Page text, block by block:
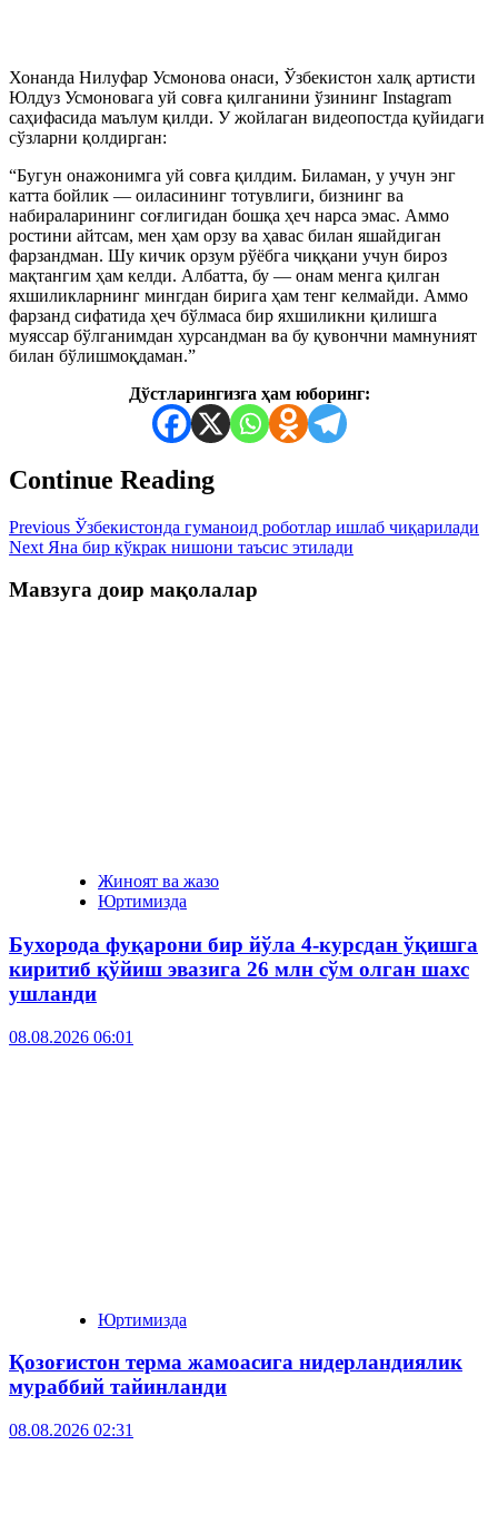
Хонанда Нилуфар Усмонова онаси, Ўзбекистон халқ артисти
Юлдуз Усмоновага уй совға қилганини ўзининг Instagram
саҳифасида маълум қилди. У жойлаган видеопостда қуйидаги
сўзларни қолдирган:
“Бугун онажонимга уй совға қилдим. Биламан, у учун энг
катта бойлик — оиласининг тотувлиги, бизнинг ва
набираларининг соғлигидан бошқа ҳеч нарса эмас. Аммо
ростини айтсам, мен ҳам орзу ва ҳавас билан яшайдиган
фарзандман. Шу кичик орзум рўёбга чиққани учун бироз
мақтангим ҳам келди. Албатта, бу — онам менга қилган
яхшиликларнинг мингдан бирига ҳам тенг келмайди. Аммо
фарзанд сифатида ҳеч бўлмаса бир яхшиликни қилишга
муяссар бўлганимдан хурсандман ва бу қувончни мамнуният
билан бўлишмоқдаман.”
Дўстларингизга ҳам юборинг:
Continue Reading
Previous Ўзбекистонда гуманоид роботлар ишлаб чиқарилади
Next Яна бир кўкрак нишони таъсис этилади
Мавзуга доир мақолалар
Жиноят ва жазо
Юртимизда
Бухорода фуқарони бир йўла 4-курсдан ўқишга
киритиб қўйиш эвазига 26 млн сўм олган шахс
ушланди
08.08.2026 06:01
Юртимизда
Қозоғистон терма жамоасига нидерландиялик
мураббий тайинланди
08.08.2026 02:31